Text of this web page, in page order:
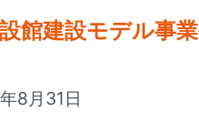
館建設モデル事
8月31日